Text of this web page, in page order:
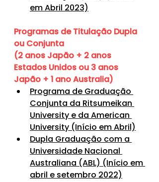
em Abril 2023)
Programas de Titulação Dupla
ou Conjunta
(2 anos Japão + 2 anos
Estados Unidos ou 3 anos
Japão + 1 ano Australia)
Programa de Graduação
Conjunta da Ritsumeikan
University e da American
University (Início em Abril)
Dupla Graduação com a
Universidade Nacional
Australiana (ABL) (Início em
abril e setembro 2022)